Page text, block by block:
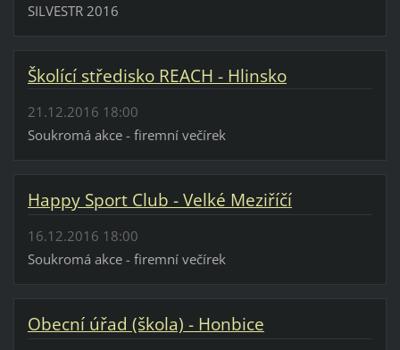
SILVESTR 2016
Školící středisko REACH - Hlinsko
21.12.2016 18:00
Soukromá akce - firemní večírek
Happy Sport Club - Velké Meziříčí
16.12.2016 18:00
Soukromá akce - firemní večírek
Obecní úřad (škola) - Honbice